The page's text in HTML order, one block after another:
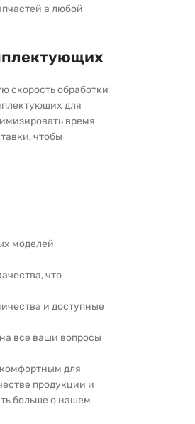
в любой
скорость обработки
для
время
чтобы
моделей
что
и доступные
все ваши вопросы
для
продукции и
больше о нашем